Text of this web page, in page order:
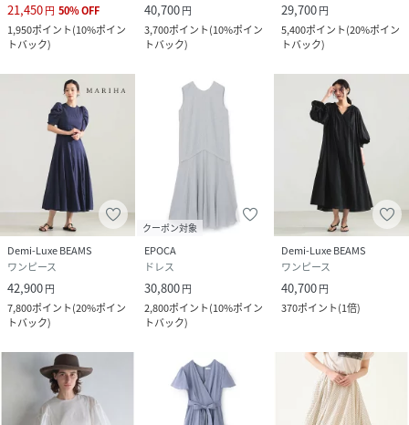
21,450円 50%OFF
1,950ポイント(10%ポイン
トバック)
40,700円
3,700ポイント(10%ポイン
トバック)
29,700円
5,400ポイント(20%ポイン
トバック)
Demi-Luxe BEAMS
ワンピース
42,900円
7,800ポイント(20%ポイン
トバック)
クーポン対象
EPOCA
ドレス
30,800円
2,800ポイント(10%ポイン
トバック)
Demi-Luxe BEAMS
ワンピース
40,700円
370ポイント(1倍)